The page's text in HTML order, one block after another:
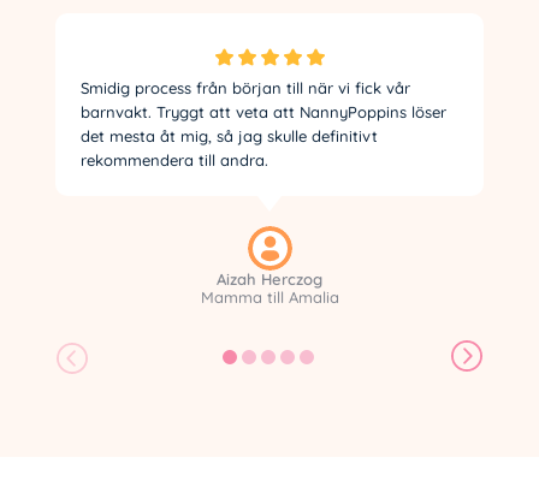
Smidig process från början till när vi fick vår
barnvakt. Tryggt att veta att NannyPoppins löser
det mesta åt mig, så jag skulle definitivt
rekommendera till andra.
Aizah Herczog
Mamma till Amalia